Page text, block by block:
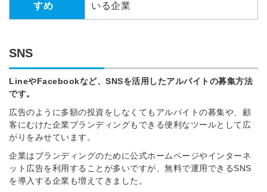
すめ
いる企業
SNS
LineやFacebookなど、SNSを活用したアルバイトの募集方法
です。
広告のように多額の投資をしなくてもアルバイトの募集や、顧
客にむけた企業ブランディングもできる便利なツールとして広
がりをみせています。
企業はブランディングのために公式ホームページやインターネ
ット広告を利用することが多いですが、無料で運用できるSNS
を導入する企業も増えてきました。